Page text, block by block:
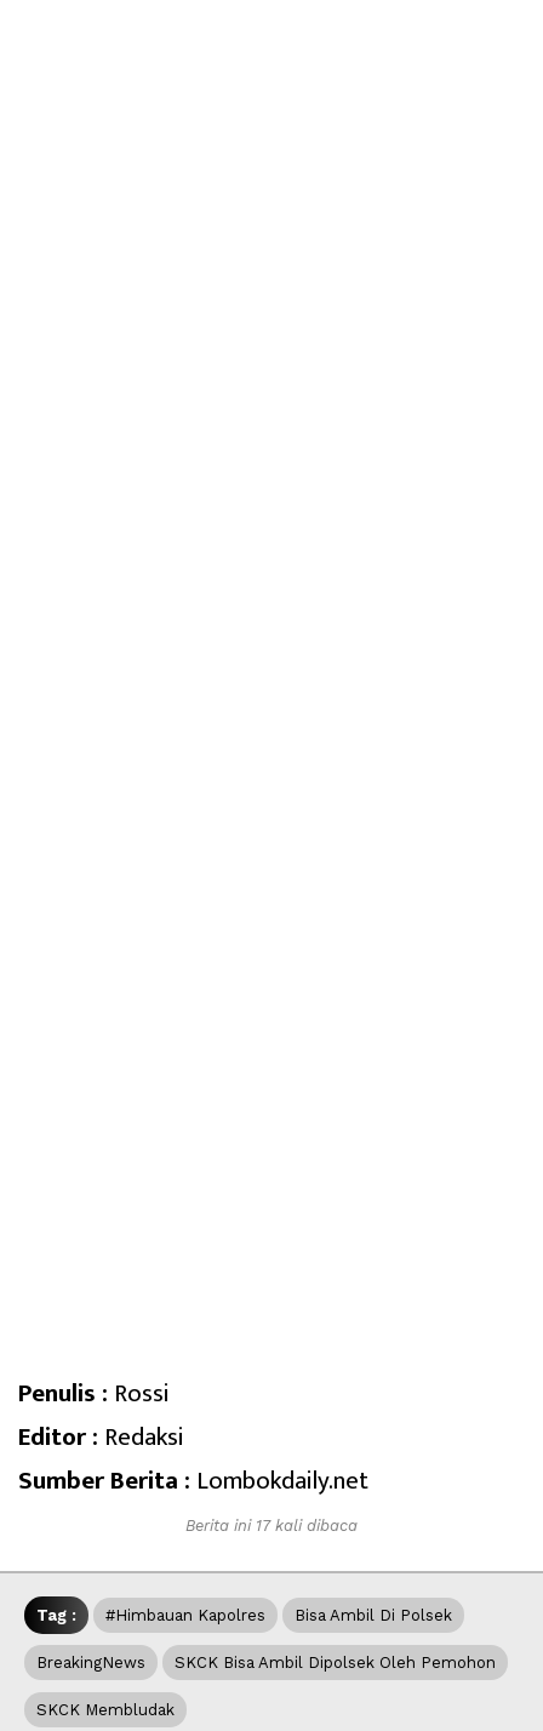
Penulis : Rossi
Editor : Redaksi
Sumber Berita : Lombokdaily.net
Berita ini 17 kali dibaca
Tag : #Himbauan Kapolres Bisa Ambil Di Polsek
BreakingNews SKCK Bisa Ambil Dipolsek Oleh Pemohon
SKCK Membludak